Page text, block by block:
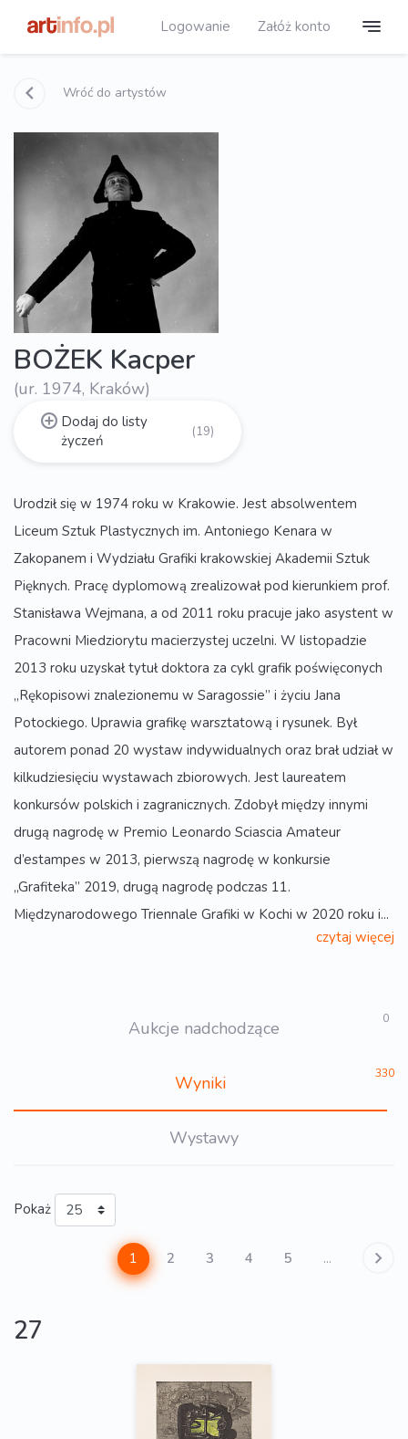
Logowanie Załóż konto
Wróć do artystów
BOŻEK Kacper
(ur. 1974, Kraków)
Dodaj do listy
życzeń
(19)
Urodził się w 1974 roku w Krakowie. Jest absolwentem
Liceum Sztuk Plastycznych im. Antoniego Kenara w
Zakopanem i Wydziału Grafiki krakowskiej Akademii Sztuk
Pięknych. Pracę dyplomową zrealizował pod kierunkiem prof.
Stanisława Wejmana, a od 2011 roku pracuje jako asystent w
Pracowni Miedziorytu macierzystej uczelni. W listopadzie
2013 roku uzyskał tytuł doktora za cykl grafik poświęconych
„Rękopisowi znalezionemu w Saragossie” i życiu Jana
Potockiego. Uprawia grafikę warsztatową i rysunek. Był
autorem ponad 20 wystaw indywidualnych oraz brał udział w
kilkudziesięciu wystawach zbiorowych. Jest laureatem
konkursów polskich i zagranicznych. Zdobył między innymi
drugą nagrodę w Premio Leonardo Sciascia Amateur
d’estampes w 2013, pierwszą nagrodę w konkursie
„Grafiteka” 2019, drugą nagrodę podczas 11.
Międzynarodowego Triennale Grafiki w Kochi w 2020 roku i...
czytaj więcej
Aukcje nadchodzące 0
Wyniki 330
Wystawy
Pokaż
1 2 3 4 5 ...
27